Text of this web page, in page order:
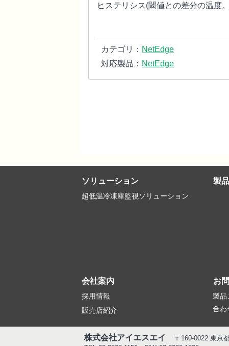
ヒステリシス(閾値との差分の温度
カテゴリ： NetEdge
対応製品： NetEdge
ソリューション
超低温冷凍庫監視ソリューション
製
会社案内
採用情報
販売店紹介
お
製品
合わ
株式会社アイエスエイ
〒160-0022 東京